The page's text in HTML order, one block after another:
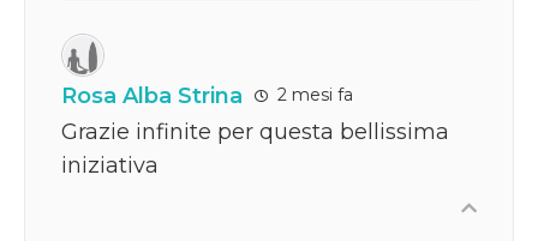
Rosa Alba Strina 2 mesi fa
Grazie infinite per questa bellissima
iniziativa